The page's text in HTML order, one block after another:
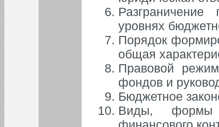
уровнях
Порядок
общая
Правовой
фондов и
Бюджетное
Виды, формы